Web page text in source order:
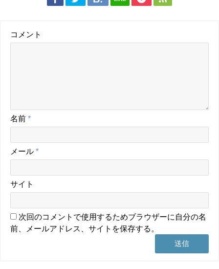
コメント
名前 *
メール *
サイト
次回のコメントで使用するためブラウザーに自分の名
前、メールアドレス、サイトを保存する。